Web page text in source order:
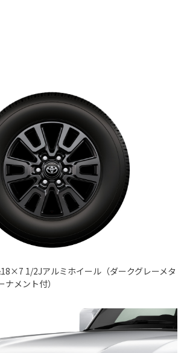
1/2Jアルミホイール（ダークグレーメタ
メント付）